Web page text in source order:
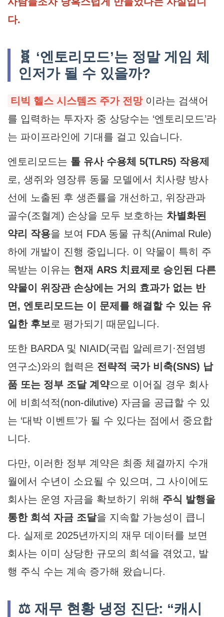
다.
🧬 ‘엔토리모드’는 정말 게임 체
인저가 될 수 있을까?
티빅 헬스 시스템즈 주가 전망 이라는 검색어
를 입력하는 투자자 중 상당수는 ‘엔토리모드’라
는 파이프라인에 기대를 걸고 있습니다.
엔토리모드는 톨 유사 수용체 5(TLR5) 작용제
로, 생쥐와 영장류 동물 모델에서 치사량 방사
선에 노출된 후 생존률을 개선하고, 위장관과
골수(조혈계) 손상을 모두 보호하는 차별화된
약리 작용을 보여 FDA 동물 규칙(Animal Rule)
하에 개발이 진행 중입니다. 이 약물이 특히 주
목받는 이유는 현재 ARS 치료제로 승인된 다른
약물이 위장관 손상에는 거의 효과가 없는 반
면, 엔토리모드는 이 문제를 해결할 수 있는 유
일한 후보로 평가되기 때문입니다.
또한 BARDA 및 NIAID(국립 알레르기·전염병
연구소)와의 협력은 전략적 국가 비축(SNS) 납
품 또는 정부 조달 계약으로 이어질 경우 회사
에 비희석적(non-dilutive) 자금을 공급할 수 있
는 ‘대박 이벤트’가 될 수 있다는 점에서 중요합
니다.
다만, 이러한 정부 계약은 최종 체결까지 수개
월에서 수년이 소요될 수 있으며, 그 사이에도
회사는 운영 자금을 확보하기 위해 주식 발행을
통한 희석 자금 조달을 지속할 가능성이 큽니
다. 실제로 2025년까지의 재무 데이터를 보면
회사는 이미 상당한 규모의 희석을 겪었고, 발
행 주식 수는 계속 증가해 왔습니다.
⚖️ 재무 현황 냉정 진단: “캐시